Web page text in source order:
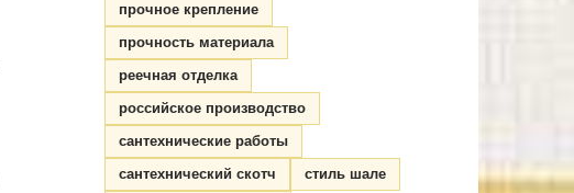
прочное крепление
прочность материала
реечная отделка
российское производство
сантехнические работы
сантехнический скотч
стиль шале